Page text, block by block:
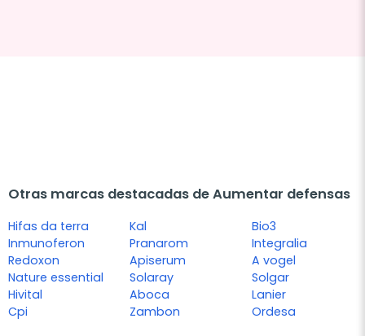
Otras marcas destacadas de Aumentar defensas
Hifas da terra
Inmunoferon
Redoxon
Nature essential
Hivital
Cpi
Kal
Pranarom
Apiserum
Solaray
Aboca
Zambon
Bio3
Integralia
A vogel
Solgar
Lanier
Ordesa